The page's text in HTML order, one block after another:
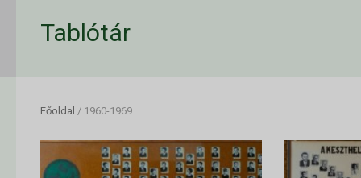
Tablótár
Főoldal / 1960-1969